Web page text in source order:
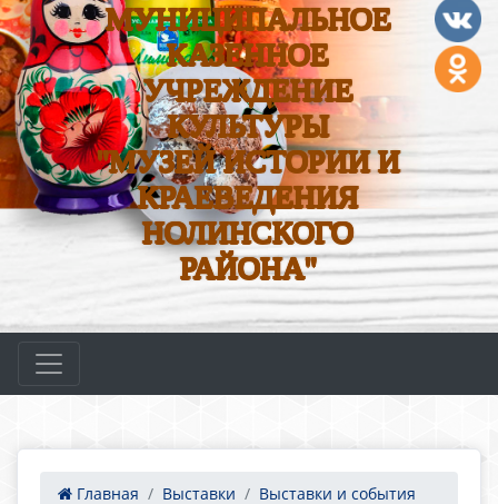
МУНИЦИПАЛЬНОЕ
КАЗЕННОЕ
УЧРЕЖДЕНИЕ
КУЛЬТУРЫ
"МУЗЕЙ ИСТОРИИ И
КРАЕВЕДЕНИЯ
НОЛИНСКОГО
РАЙОНА"
Главная Выставки
Выставки и события